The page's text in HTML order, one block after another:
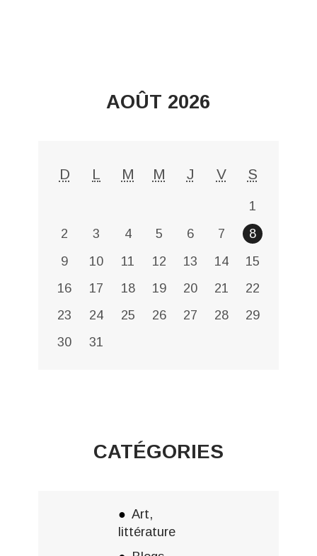
AOÛT 2026
D L M M J V S
1
2
3 4 5 6 7
8
9
10 11 12 13 14
15
16
17 18 19 20 21
22
23
24 25 26 27 28
29
30
31
CATÉGORIES
Art,
littérature